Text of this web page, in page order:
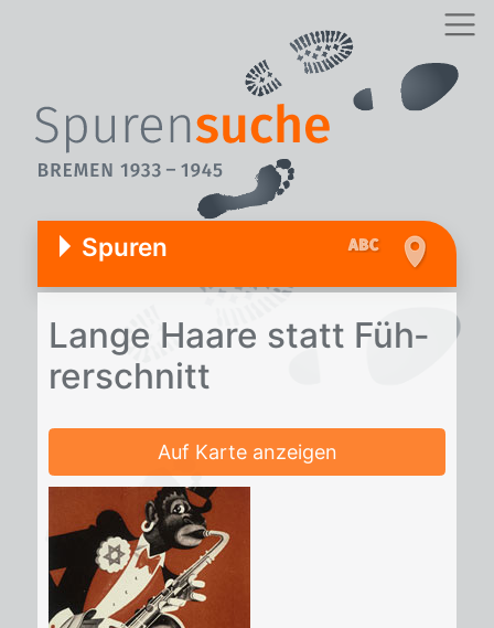
Spuren
Lan­ge Haa­re statt Füh­
rer­schnitt
Auf Karte anzeigen